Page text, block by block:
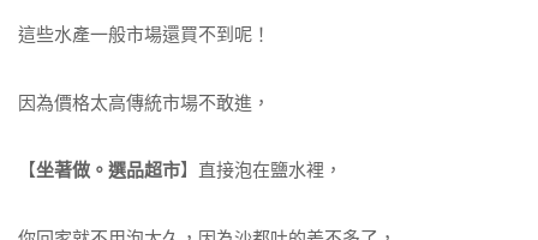
這些水產一般市場還買不到呢！
因為價格太高傳統市場不敢進，
【坐著做。選品超市】直接泡在鹽水裡，